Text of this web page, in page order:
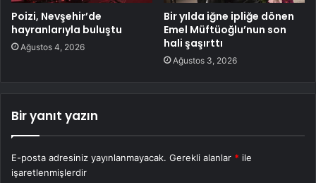
Poizi, Nevşehir’de
hayranlarıyla buluştu
Ağustos 4, 2026
Bir yılda iğne ipliğe dönen
Emel Müftüoğlu’nun son
hali şaşırttı
Ağustos 3, 2026
Bir yanıt yazın
E-posta adresiniz yayınlanmayacak. Gerekli alanlar * ile
işaretlenmişlerdir